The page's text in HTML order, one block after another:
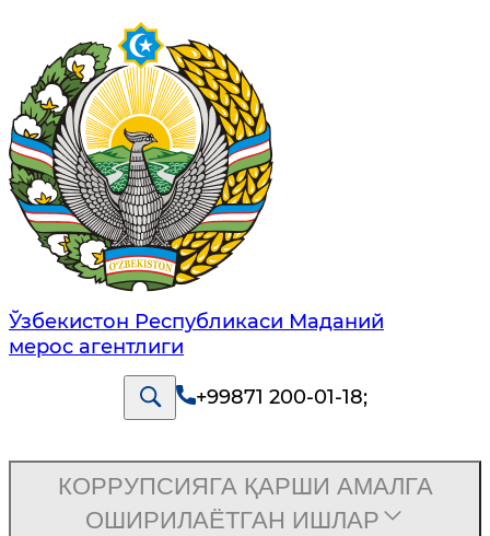
Ўзбекистон Республикаси Маданий
мерос агентлиги
+99871 200-01-18;
КОРРУПСИЯГА ҚАРШИ АМАЛГА
ОШИРИЛАЁТГАН ИШЛАР